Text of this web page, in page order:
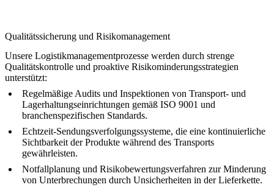
Qualitätssicherung und Risikomanagement
Unsere Logistikmanagementprozesse werden durch strenge
Qualitätskontrolle und proaktive Risikominderungsstrategien
unterstützt:
Regelmäßige Audits und Inspektionen von Transport- und
Lagerhaltungseinrichtungen gemäß ISO 9001 und
branchenspezifischen Standards.
Echtzeit-Sendungsverfolgungssysteme, die eine kontinuierliche
Sichtbarkeit der Produkte während des Transports
gewährleisten.
Notfallplanung und Risikobewertungsverfahren zur Minderung
von Unterbrechungen durch Unsicherheiten in der Lieferkette.